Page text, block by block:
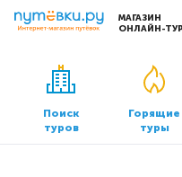
МАГАЗИН
ОНЛАЙН-
Сервисы
Бронирование отелей
Трансфер
Поиск
туров
Горящие
туры